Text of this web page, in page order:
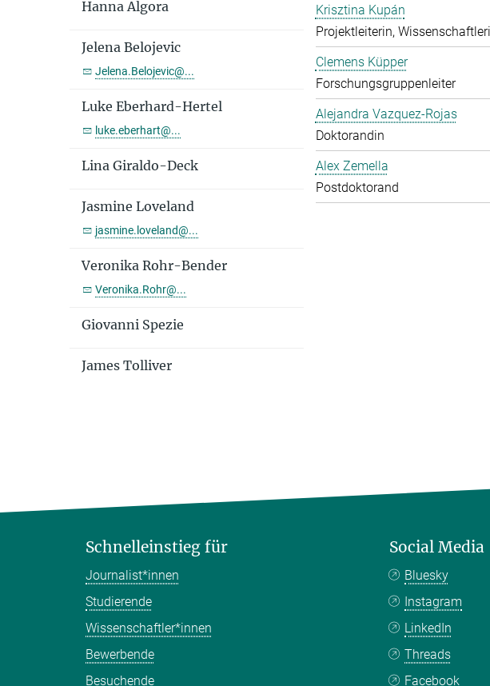
Krisztina Kupán
Projektleiterin,
Clemens Küpper
Forschungsgruppenleiter
Alejandra Vazquez-Rojas
Doktorandin
Alex Zemella
Postdoktorand
Hanna Algora
Jelena Belojevic
Jelena.Belojevic@...
Luke Eberhard-Hertel
luke.eberhart@...
Lina Giraldo-Deck
Jasmine Loveland
jasmine.loveland@...
Veronika Rohr-Bender
Veronika.Rohr@...
Giovanni Spezie
James Tolliver
Schnelleinstieg für
Journalist*innen
Studierende
Wissenschaftler*innen
Bewerbende
Besuchende
Social Media
Bluesky
Instagram
LinkedIn
Threads
Facebook